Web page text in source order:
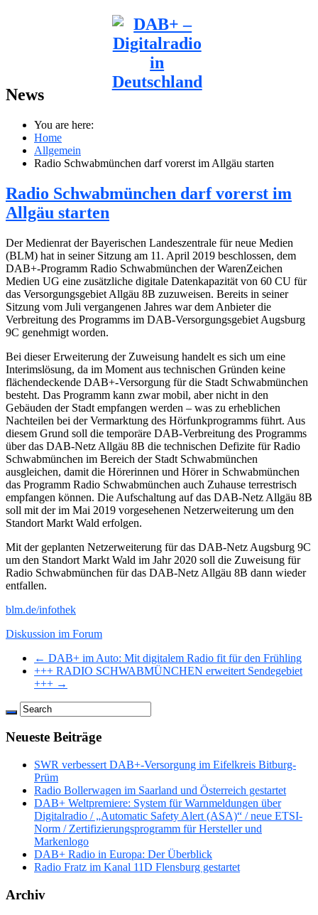
News
You are here:
Home
Allgemein
Radio Schwabmünchen darf vorerst im Allgäu starten
Radio Schwabmünchen darf vorerst im
Allgäu starten
Der Medienrat der Bayerischen Landeszentrale für neue Medien
(BLM) hat in seiner Sitzung am 11. April 2019 beschlossen, dem
DAB+-Programm Radio Schwabmünchen der WarenZeichen
Medien UG eine zusätzliche digitale Datenkapazität von 60 CU für
das Versorgungsgebiet Allgäu 8B zuzuweisen. Bereits in seiner
Sitzung vom Juli vergangenen Jahres war dem Anbieter die
Verbreitung des Programms im DAB-Versorgungsgebiet Augsburg
9C genehmigt worden.
Bei dieser Erweiterung der Zuweisung handelt es sich um eine
Interimslösung, da im Moment aus technischen Gründen keine
flächendeckende DAB+-Versorgung für die Stadt Schwabmünchen
besteht. Das Programm kann zwar mobil, aber nicht in den
Gebäuden der Stadt empfangen werden – was zu erheblichen
Nachteilen bei der Vermarktung des Hörfunkprogramms führt. Aus
diesem Grund soll die temporäre DAB-Verbreitung des Programms
über das DAB-Netz Allgäu 8B die technischen Defizite für Radio
Schwabmünchen im Bereich der Stadt Schwabmünchen
ausgleichen, damit die Hörerinnen und Hörer in Schwabmünchen
das Programm Radio Schwabmünchen auch Zuhause terrestrisch
empfangen können. Die Aufschaltung auf das DAB-Netz Allgäu 8B
soll mit der im Mai 2019 vorgesehenen Netzerweiterung um den
Standort Markt Wald erfolgen.
Mit der geplanten Netzerweiterung für das DAB-Netz Augsburg 9C
um den Standort Markt Wald im Jahr 2020 soll die Zuweisung für
Radio Schwabmünchen für das DAB-Netz Allgäu 8B dann wieder
entfallen.
blm.de/infothek
Diskussion im Forum
← DAB+ im Auto: Mit digitalem Radio fit für den Frühling
+++ RADIO SCHWABMÜNCHEN erweitert Sendegebiet
+++ →
Neueste Beiträge
SWR verbessert DAB+-Versorgung im Eifelkreis Bitburg-
Prüm
Radio Bollerwagen im Saarland und Österreich gestartet
DAB+ Weltpremiere: System für Warnmeldungen über
Digitalradio / „Automatic Safety Alert (ASA)“ / neue ETSI-
Norm / Zertifizierungsprogramm für Hersteller und
Markenlogo
DAB+ Radio in Europa: Der Überblick
Radio Fratz im Kanal 11D Flensburg gestartet
Archiv